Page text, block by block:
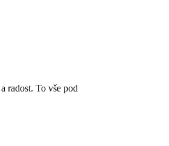
radost. To vše pod